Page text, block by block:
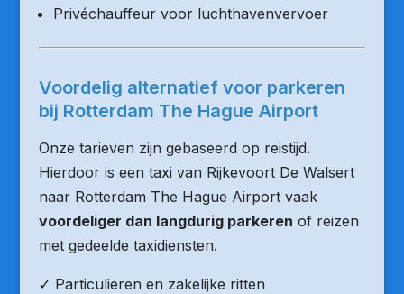
Privéchauffeur voor luchthavenvervoer
Voordelig alternatief voor parkeren
bij Rotterdam The Hague Airport
Onze tarieven zijn gebaseerd op reistijd.
Hierdoor is een taxi van Rijkevoort De Walsert
naar Rotterdam The Hague Airport vaak
voordeliger dan langdurig parkeren of reizen
met gedeelde taxidiensten.
✓ Particulieren en zakelijke ritten